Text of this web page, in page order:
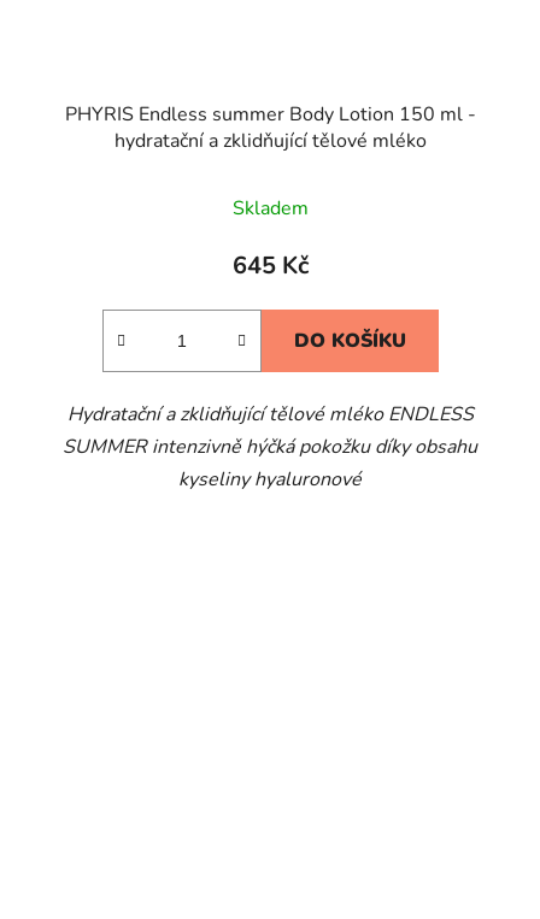
PHYRIS Endless summer Body Lotion 150 ml -
hydratační a zklidňující tělové mléko
Skladem
645 Kč
DO KOŠÍKU
Hydratační a zklidňující tělové mléko ENDLESS
SUMMER intenzivně hýčká pokožku díky obsahu
kyseliny hyaluronové